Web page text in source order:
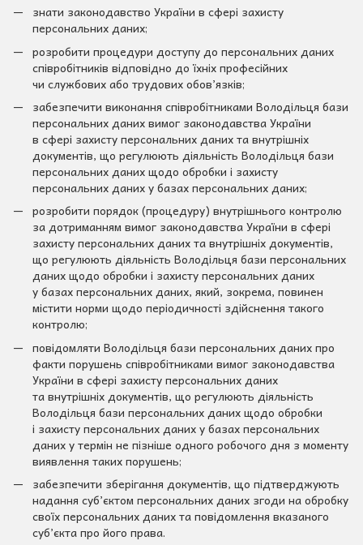
знати законодавство України в сфері захисту
персональних даних;
розробити процедури доступу до персональних даних
співробітників відповідно до їхніх професійних
чи службових або трудових обов’язків;
забезпечити виконання співробітниками Володільця бази
персональних даних вимог законодавства України
в сфері захисту персональних даних та внутрішніх
документів, що регулюють діяльність Володільця бази
персональних даних щодо обробки і захисту
персональних даних у базах персональних даних;
розробити порядок (процедуру) внутрішнього контролю
за дотриманням вимог законодавства України в сфері
захисту персональних даних та внутрішніх документів,
що регулюють діяльність Володільця бази персональних
даних щодо обробки і захисту персональних даних
у базах персональних даних, який, зокрема, повинен
містити норми щодо періодичності здійснення такого
контролю;
повідомляти Володільця бази персональних даних про
факти порушень співробітниками вимог законодавства
України в сфері захисту персональних даних
та внутрішніх документів, що регулюють діяльність
Володільця бази персональних даних щодо обробки
і захисту персональних даних у базах персональних
даних у термін не пізніше одного робочого дня з моменту
виявлення таких порушень;
забезпечити зберігання документів, що підтверджують
надання суб’єктом персональних даних згоди на обробку
своїх персональних даних та повідомлення вказаного
суб’єкта про його права.